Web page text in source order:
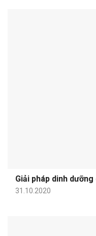
Giải pháp dinh
31.10.2020